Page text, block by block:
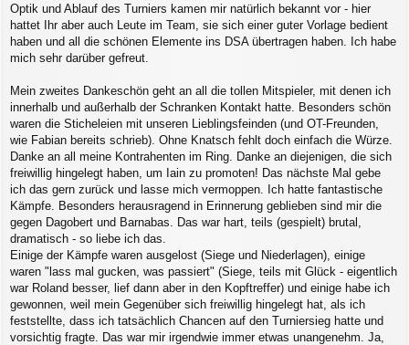
Optik und Ablauf des Turniers kamen mir natürlich bekannt vor - hier
hattet Ihr aber auch Leute im Team, sie sich einer guter Vorlage bedient
haben und all die schönen Elemente ins DSA übertragen haben. Ich habe
mich sehr darüber gefreut.
Mein zweites Dankeschön geht an all die tollen Mitspieler, mit denen ich
innerhalb und außerhalb der Schranken Kontakt hatte. Besonders schön
waren die Sticheleien mit unseren Lieblingsfeinden (und OT-Freunden,
wie Fabian bereits schrieb). Ohne Knatsch fehlt doch einfach die Würze.
Danke an all meine Kontrahenten im Ring. Danke an diejenigen, die sich
freiwillig hingelegt haben, um Iain zu promoten! Das nächste Mal gebe
ich das gern zurück und lasse mich vermoppen. Ich hatte fantastische
Kämpfe. Besonders herausragend in Erinnerung geblieben sind mir die
gegen Dagobert und Barnabas. Das war hart, teils (gespielt) brutal,
dramatisch - so liebe ich das.
Einige der Kämpfe waren ausgelost (Siege und Niederlagen), einige
waren "lass mal gucken, was passiert" (Siege, teils mit Glück - eigentlich
war Roland besser, lief dann aber in den Kopftreffer) und einige habe ich
gewonnen, weil mein Gegenüber sich freiwillig hingelegt hat, als ich
feststellte, dass ich tatsächlich Chancen auf den Turniersieg hatte und
vorsichtig fragte. Das war mir irgendwie immer etwas unangenehm. Ja,